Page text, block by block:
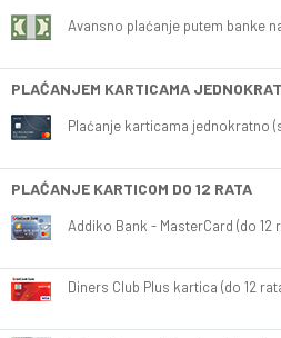
Avansno plaćanje putem banke
PLAĆANJEM KARTICAMA
Plaćanje karticama jednokratno
PLAĆANJE KARTICOM DO 12 RATA
Addiko Bank - MasterCard (do 12
Diners Club Plus kartica (do 12